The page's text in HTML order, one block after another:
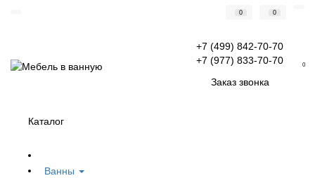
0 0
+7 (499) 842-70-70
+7 (977) 833-70-70
Заказ звонка
0
Каталог
Ванны